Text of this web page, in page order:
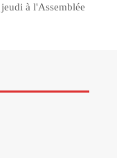
à l'Assemblée